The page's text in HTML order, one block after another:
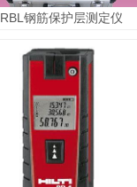
RBL钢筋保护层测定仪